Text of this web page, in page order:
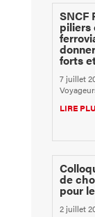
SNCF
piliers
forts
7 juillet
LIRE
de
pour
2 juillet